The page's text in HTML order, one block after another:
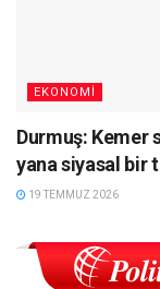
EKONOMI
Durmuş: Kemer
yana siyasal bir
19 TEMMUZ 2026